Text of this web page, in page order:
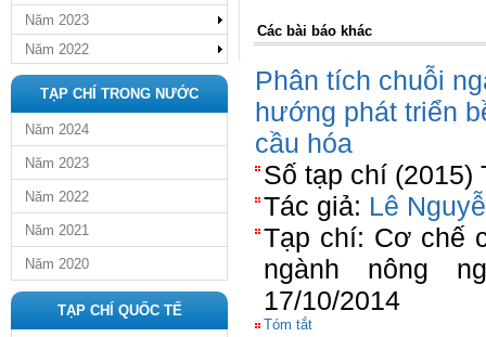
Năm 2023
Năm 2022
TẠP CHÍ TRONG NƯỚC
Năm 2024
Năm 2023
Năm 2022
Năm 2021
Năm 2020
TẠP CHÍ QUỐC TẾ
Các bài báo khác
Phân tích chuỗi
hướng phát triển
cầu hóa
Số tạp chí (2015)
Tác giả: Lê
Tạp chí: Cơ chế
ngành nông
17/10/2014
Tóm tắt